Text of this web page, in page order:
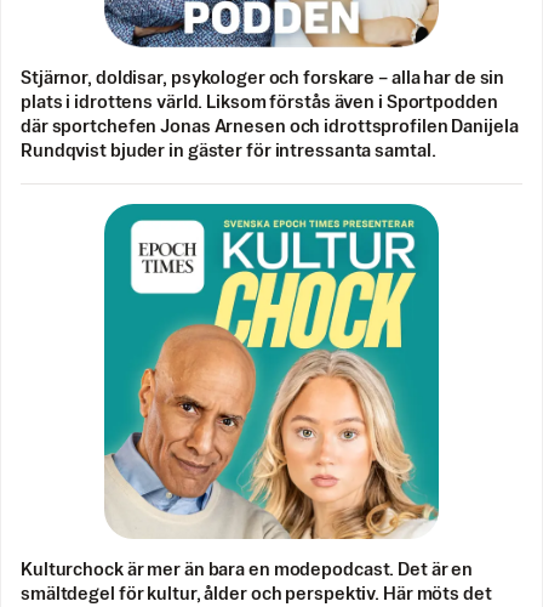
Stjärnor, doldisar, psykologer och forskare – alla har de sin
plats i idrottens värld. Liksom förstås även i Sportpodden
där sportchefen Jonas Arnesen och idrottsprofilen Danijela
Rundqvist bjuder in gäster för intressanta samtal.
Kulturchock är mer än bara en modepodcast. Det är en
smältdegel för kultur, ålder och perspektiv. Här möts det